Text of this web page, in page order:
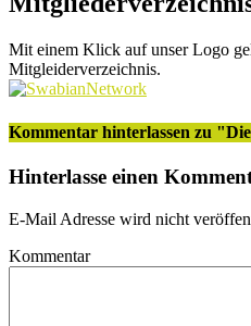
Mit einem Klick auf unser Logo
Mitgleiderverzeichnis.
Kommentar hinterlassen zu
Hinterlasse einen
E-Mail Adresse wird nicht
Kommentar